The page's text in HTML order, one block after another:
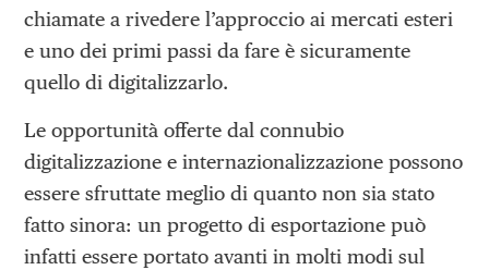
chiamate a rivedere l’approccio ai mercati esteri
e uno dei primi passi da fare è sicuramente
quello di digitalizzarlo.
Le opportunità offerte dal connubio
digitalizzazione e internazionalizzazione possono
essere sfruttate meglio di quanto non sia stato
fatto sinora: un progetto di esportazione può
infatti essere portato avanti in molti modi sul